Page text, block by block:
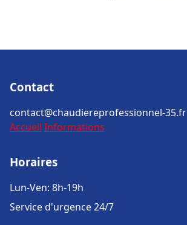
Contact
contact@chaudiereprofessionnel-35.fr
Accueil Informations
Horaires
Lun-Ven: 8h-19h
Service d'urgence 24/7